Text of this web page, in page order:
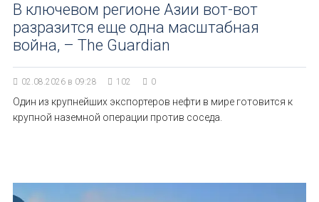
В ключевом регионе Азии вот-вот
разразится еще одна масштабная
война, – The Guardian
02.08.2026 в 09:28 102 0
Один из крупнейших экспортеров нефти в мире готовится к
крупной наземной операции против соседа.